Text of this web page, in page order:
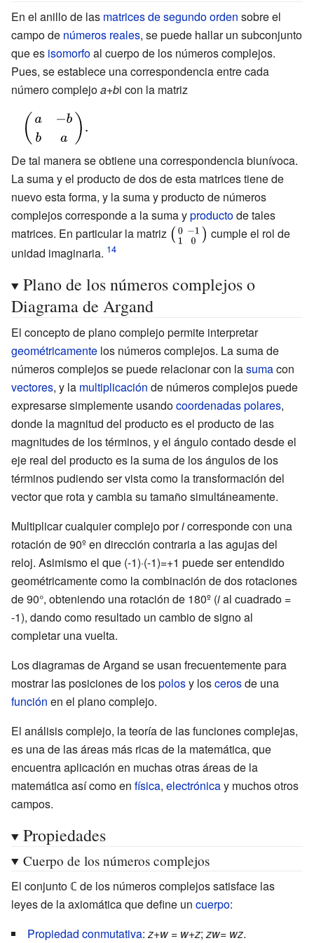
\right)^{2}+\ldots
+{n \choose {n-
1}}a\left(b\mathrm
{i} \right)^{n-1}+{n
\choose
n}\left(b\mathrm
{i} \right)^{n}}
{sen} {\frac {\pi }
{4}},\,\cos {\frac
{3\pi }
{4}}+\operatorname
{sen} {\frac {3\pi }
{4}}\right\}}
En el anillo de las matrices de segundo orden sobre el
campo de números reales, se puede hallar un subconjunto
que es isomorfoal cuerpo de los números complejos.
Pues, se establece una correspondencia entre cada
número complejoa+bi con la matriz
{\displaystyle
{\begin{pmatrix}a&-
b\\b&a\\\end{pmatrix}}.}
De tal manera se obtiene una correspondencia biunívoca.
La suma y el producto de dos de esta matrices tiene de
nuevo esta forma, y la suma y producto de números
complejos corresponde a la suma yproductode tales
matrices. En particular la matriz {\displaystyle {\bigl (}
cumple el rol de
unidad imaginaria.
Plano de los números complejos o
Diagrama de Argand
El concepto de plano complejo permite interpretar
geométricamente los números complejos. La suma de
números complejos se puede relacionar con lasumacon
vectores, y la multiplicación de números complejos puede
expresarse simplemente usandocoordenadas polares,
donde la magnitud del producto es el producto de las
magnitudes de los términos, y el ángulo contado desde el
eje real del producto es la suma de los ángulos de los
términos pudiendo ser vista como la transformación del
vector que rota y cambia su tamaño simultáneamente.
Multiplicar cualquier complejo poricorresponde con una
rotación de 90º en dirección contraria a las agujas del
reloj. Asimismo el que (-1)·(-1)=+1 puede ser entendido
geométricamente como la combinación de dos rotaciones
de 90°, obteniendo una rotación de 180º (ial cuadrado =
-1), dando como resultado un cambio de signo al
completar una vuelta.
Los diagramas de Argand se usan frecuentemente para
mostrar las posiciones de lospolosy loscerosde una
función en el plano complejo.
El análisis complejo, la teoría de las funciones complejas,
es una de las áreas más ricas de la matemática, que
encuentra aplicación en muchas otras áreas de la
matemática así como en física, electrónicay muchos otros
campos.
Propiedades
Cuerpo de los números complejos
El conjunto ℂ de los números complejos satisface las
leyes de la axiomática que define un cuerpo:
Propiedad conmutativa:z+w = w+z;zw= wz.